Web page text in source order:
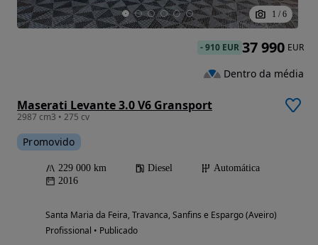
1 / 6
Maserati Levante 3.0 V6 Gransport
2987 cm3 • 275 cv
Promovido
229 000 km Diesel
Automática
2016
Santa Maria da Feira, Travanca, Sanfins e Espargo (Aveiro)
Profissional • Publicado
-910 EUR 37 990 EUR
Dentro da média